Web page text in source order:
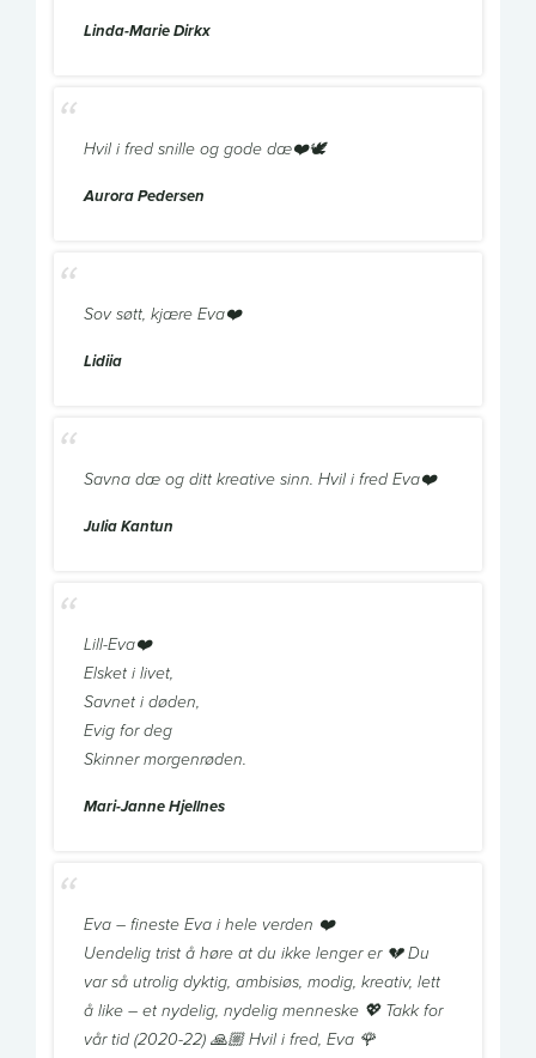
Linda-Marie Dirkx
Hvil i fred snille og gode dæ❤️🕊️
Aurora Pedersen
Sov søtt, kjære Eva❤️
Lidiia
Savna dæ og ditt kreative sinn. Hvil i fred Eva❤️
Julia Kantun
Lill-Eva❤️
Elsket i livet,
Savnet i døden,
Evig for deg
Skinner morgenrøden.
Mari-Janne Hjellnes
Eva – fineste Eva i hele verden ❤️
Uendelig trist å høre at du ikke lenger er 💔 Du
var så utrolig dyktig, ambisiøs, modig, kreativ, lett
å like – et nydelig, nydelig menneske 💖 Takk for
vår tid (2020-22) 🙏🏼 Hvil i fred, Eva 🌹